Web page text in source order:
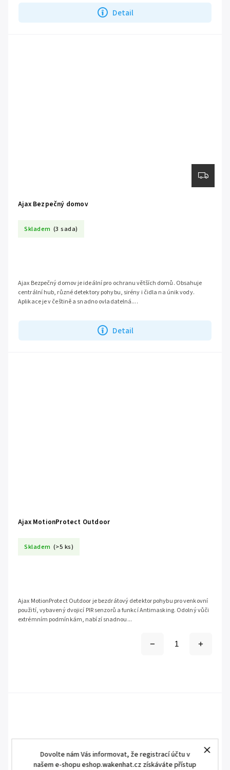
Dovolte nám Vás informovat, že registrací účtu v
našem e-shopu eshop.wakenhat.cz získáváte přístup
Detail
Ajax Bezpečný domov
Skladem (3 sada)
Detail
Ajax Bezpečný domov je ideální pro ochranu větších domů. Obsahuje
centrální hub, různé detektory pohybu, sirény i čidla na únik vody.
Aplikace je v češtině a snadno ovladatelná....
Ajax MotionProtect Outdoor
Skladem (>5 ks)
Ajax MotionProtect Outdoor je bezdrátový detektor pohybu pro venkovní
použití, vybavený dvojicí PIR senzorů a funkcí Antimasking. Odolný vůči
extrémním podmínkám, nabízí snadnou...